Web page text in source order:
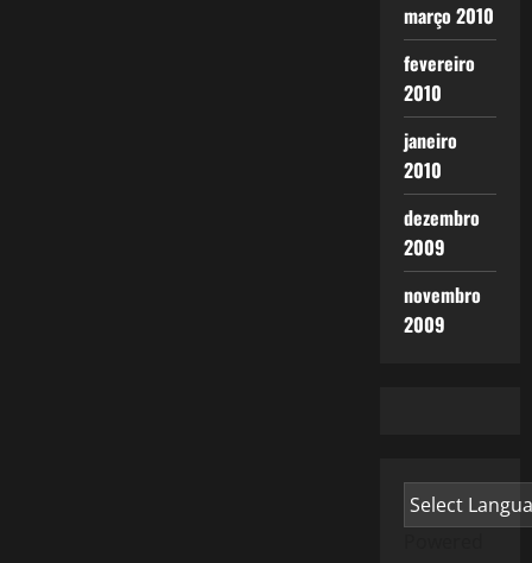
março 2010
fevereiro
2010
janeiro
2010
dezembro
2009
novembro
2009